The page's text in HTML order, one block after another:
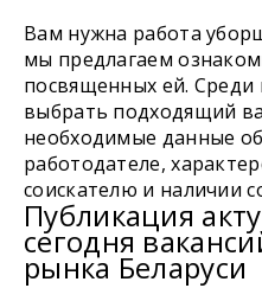
Вам нужна работа
мы предлагаем
посвященных ей.
выбрать подходящий
необходимые данные
работодателе,
соискателю и наличии
Публикация
сегодня
рынка Беларуси